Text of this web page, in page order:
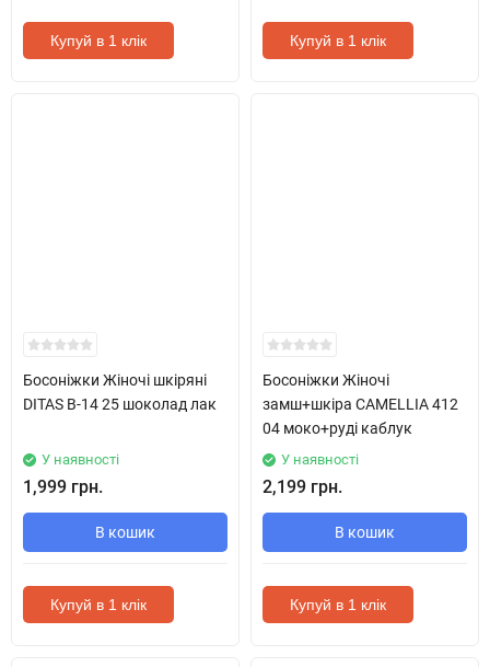
Купуй в 1 клік Купуй в 1 клік
Босоніжки Жіночі шкіряні
DITAS B-14 25 шоколад лак
У наявності
1,999 грн.
В кошик
Купуй в 1 клік
Босоніжки Жіночі
замш+шкіра CAMELLIA 412
04 моко+руді каблук
У наявності
2,199 грн.
В кошик
Купуй в 1 клік